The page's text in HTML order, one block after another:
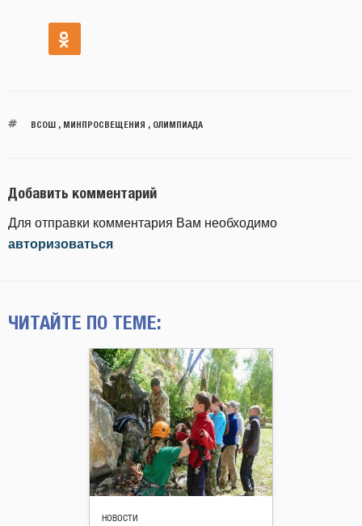
ВСОШ, МИНПРОСВЕЩЕНИЯ , ОЛИМПИАДА
Добавить комментарий
Для отправки комментария Вам необходимо
авторизоваться
ЧИТАЙТЕ ПО ТЕМЕ:
НОВОСТИ